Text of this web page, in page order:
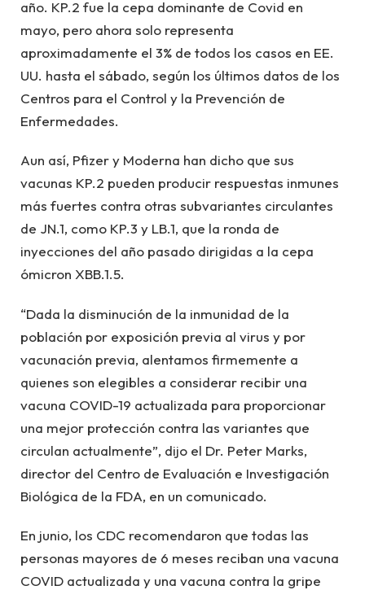
año. KP.2 fue la cepa dominante de Covid en
mayo, pero ahora solo representa
aproximadamente el 3% de todos los casos en EE.
UU. hasta el sábado, según los últimos datos de los
Centros para el Control y la Prevención de
Enfermedades.
Aun así, Pfizer y Moderna han dicho que sus
vacunas KP.2 pueden producir respuestas inmunes
más fuertes contra otras subvariantes circulantes
de JN.1, como KP.3 y LB.1, que la ronda de
inyecciones del año pasado dirigidas a la cepa
ómicron XBB.1.5.
“Dada la disminución de la inmunidad de la
población por exposición previa al virus y por
vacunación previa, alentamos firmemente a
quienes son elegibles a considerar recibir una
vacuna COVID-19 actualizada para proporcionar
una mejor protección contra las variantes que
circulan actualmente”, dijo el Dr. Peter Marks,
director del Centro de Evaluación e Investigación
Biológica de la FDA, en un comunicado.
En junio, los CDC recomendaron que todas las
personas mayores de 6 meses reciban una vacuna
COVID actualizada y una vacuna contra la gripe